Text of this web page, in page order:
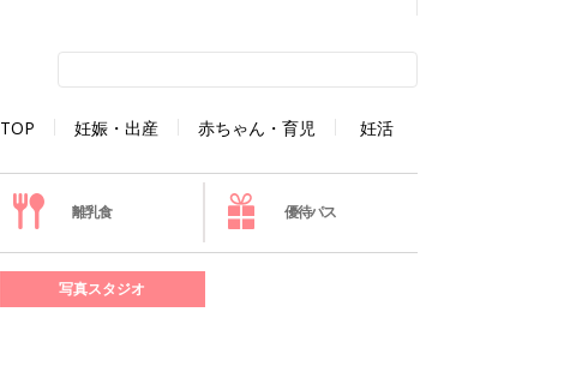
TOP 妊娠・出産 赤ちゃん・育児 妊活
離乳食 優待パス
写真スタジオ